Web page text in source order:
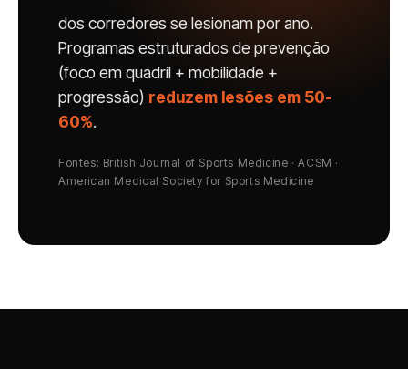
dos corredores se lesionam por ano.
Programas estruturados de prevenção
(foco em quadril + mobilidade +
progressão) reduzem lesões em 50-
60%.
Fontes: British Journal of Sports Medicine · ACSM ·
American Medical Society for Sports Medicine